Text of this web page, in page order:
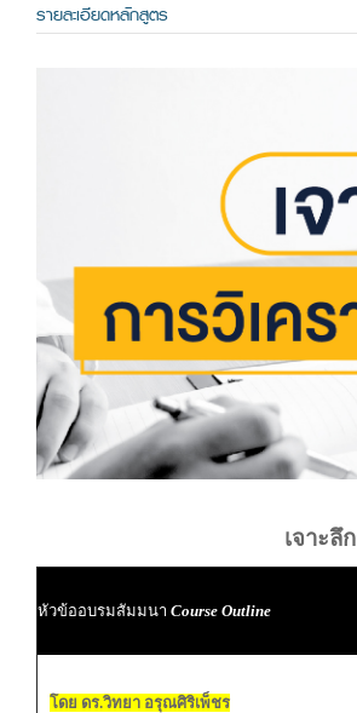
รายละเอียดหลักสูตร
เจาะลึ
หัวข้ออบรมสัมมนา Course Outline
โดย ดร.วิทยา อรุณศิริเพ็ชร